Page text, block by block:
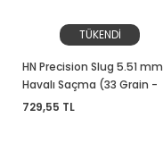
TÜKENDİ
HN Precision Slug 5.51 mm
Havalı Saçma (33 Grain -
150 Adet)
729,55 TL